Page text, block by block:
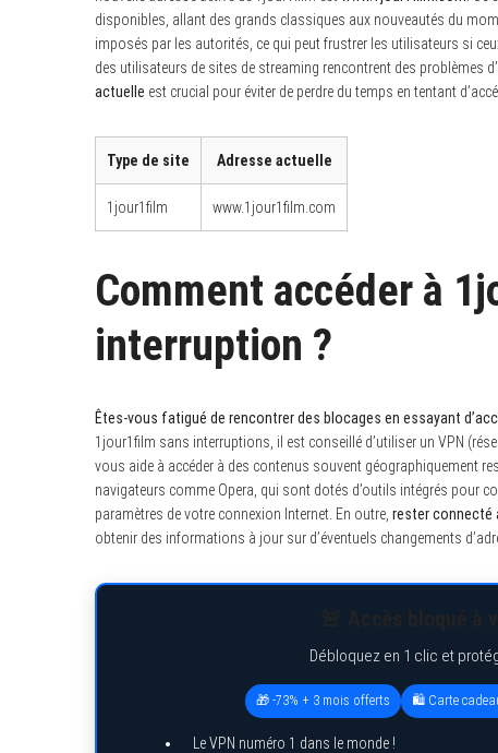
disponibles, allant des grands classiques aux nouveautés du
imposés par les autorités, ce qui peut frustrer les utilisateurs si
des utilisateurs de sites de streaming rencontrent des problèmes
actuelle est crucial pour éviter de perdre du temps en tentant
Type de site Adresse actuelle
1jour1film www.1jour1film.com
Comment accéder à
interruption ?
Êtes-vous fatigué de rencontrer des blocages en essayant
1jour1film sans interruptions, il est conseillé d’utiliser un VPN
vous aide à accéder à des contenus souvent géographiquement
navigateurs comme Opera, qui sont dotés d’outils intégrés pour
paramètres de votre connexion Internet. En outre, rester connecté
obtenir des informations à jour sur d’éventuels changements
Débloquez en 1 clic et
🎁 -73% + 3 mois offerts 🛍️ Carte
Le VPN numéro 1 dans le monde !